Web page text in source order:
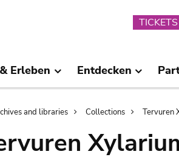
TICKETS
Erleben Entdecken
and libraries Collections Tervuren